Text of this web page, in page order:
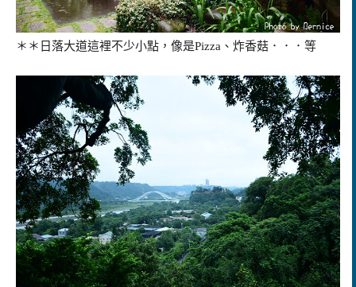
＊＊日落大道這裡不少小點，像是Pizza、炸香菇．．．等